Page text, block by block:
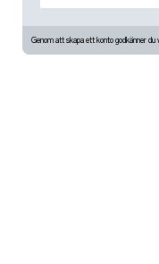
Genom att skapa ett konto godkänner du